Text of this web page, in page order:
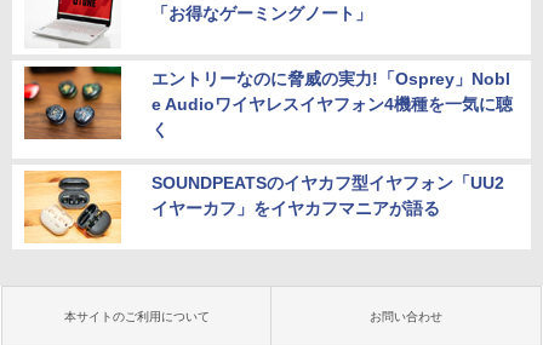
「お得なゲーミングノート」
エントリーなのに脅威の実力!「Osprey」Nobl
e Audioワイヤレスイヤフォン4機種を一気に聴
く
SOUNDPEATSのイヤカフ型イヤフォン「UU2
イヤーカフ」をイヤカフマニアが語る
本サイトのご利用について お問い合わせ